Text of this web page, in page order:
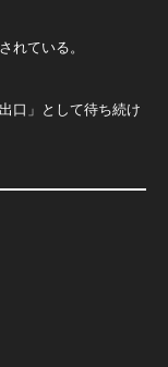
れている。
口」として待ち続け